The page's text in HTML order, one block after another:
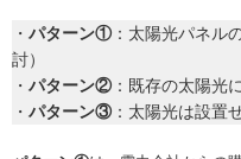
・ パターン① ：太陽光パネル
討）
・ パターン② ：既存の太陽光
・ パターン③ ：太陽光は設置